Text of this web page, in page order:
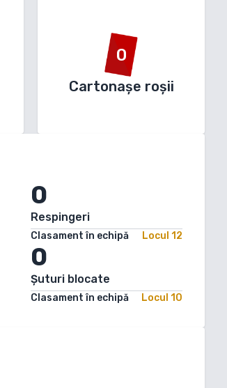
0
Cartonașe roșii
0
Respingeri
Clasament în echipă Locul 12
0
Șuturi blocate
Clasament în echipă Locul 10